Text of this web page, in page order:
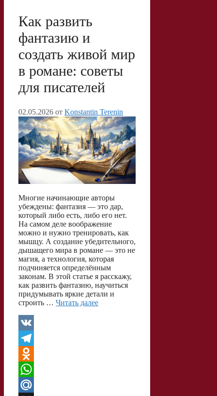
n
i
k
i
в
и
т
ь
Как развить
фантазию и
создать живой мир
в романе: советы
для писателей
02.05.2026 от Konstantin Terenin
Многие начинающие авторы
убеждены: фантазия — это дар,
который либо есть, либо его нет.
На самом деле воображение
можно и нужно тренировать, как
мышцу. А создание убедительного,
дышащего мира в романе — это не
магия, а технология, которая
подчиняется определённым
законам. В этой статье я расскажу,
как развить фантазию, научиться
придумывать яркие детали и
строить … Читать далее
V
K
T
eO
dW